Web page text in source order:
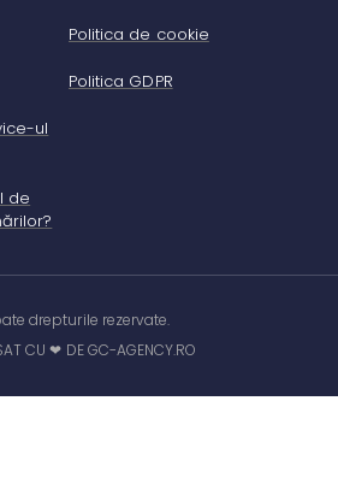
ul
de
Politica de cookie
Politica GDPR
drepturile rezervate.
CU ❤ DE GC-AGENCY.RO